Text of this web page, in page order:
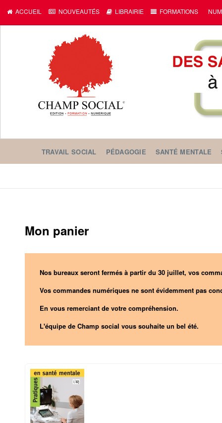
ACCUEIL NOUVEAUTÉS LIBRAIRIE FORMATIONS
TRAVAIL SOCIAL PÉDAGOGIE SANTÉ MENTALE
Mon panier
Nos bureaux seront fermés à partir du 30 juillet, vos
Vos commandes numériques ne sont évidemment pas
En vous remerciant de votre compréhension.
L'équipe de Champ social vous souhaite un bel été.